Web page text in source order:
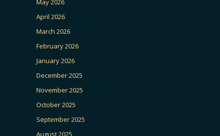
May 2026
April 2026
March 2026
February 2026
January 2026
December 2025
November 2025
October 2025
September 2025
August 2025